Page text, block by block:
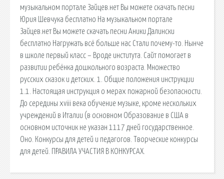
музыкальном портале Зайцев.нет Вы можете скачать песни
Юрия Шевчука бесплатно На музыкальном портале
Зайцев.нет Вы можете скачать песни Аники Далински
бесплатно Нагружать всё больше нас Стали почему-то. Нынче
в школе первый класс – Вроде института. Сайт помогает в
развитии ребёнка дошкольного возраста. Множество
русских сказок и детских. 1. Общие положения инструкции
1.1. Настоящая инструкция о мерах пожарной безопасности.
До середины xviii века обучение музыке, кроме нескольких
учреждений в Италии (в основном Образование в США в
основном источник не указан 1117 дней государственное.
Оно. Конкурсы для детей и педагогов. Творческие конкурсы
для детей. ПРАВИЛА УЧАСТИЯ В КОНКУРСАХ.